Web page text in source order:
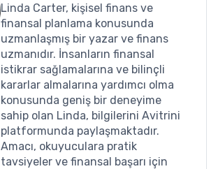
Linda Carter, kişisel finans ve
finansal planlama konusunda
uzmanlaşmış bir yazar ve finans
uzmanıdır. İnsanların finansal
istikrar sağlamalarına ve bilinçli
kararlar almalarına yardımcı olma
konusunda geniş bir deneyime
sahip olan Linda, bilgilerini Avitrini
platformunda paylaşmaktadır.
Amacı, okuyuculara pratik
tavsiyeler ve finansal başarı için